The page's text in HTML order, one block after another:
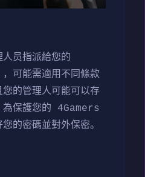
员指派給您的
可能需適用不同條款
的管理人可能可以存
為保護您的 4Gamers
的密碼並對外保密。